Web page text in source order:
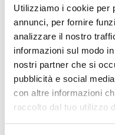
Utilizziamo i cookie per
annunci, per fornire
analizzare il nostro
informazioni sul modo
nostri partner che si
pubblicità e social
con altre informazioni
raccolto dal tuo utilizzo
D-GEAR
+100% Bianco 55W
39,60 €